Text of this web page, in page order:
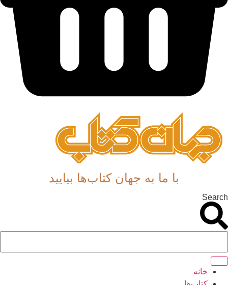
با ما به جهان کتاب‌ها بیایید
خانه